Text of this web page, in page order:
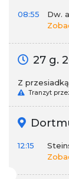
08:55
Dw.
27 g.
Z przesiadką
Tranzyt
12:15